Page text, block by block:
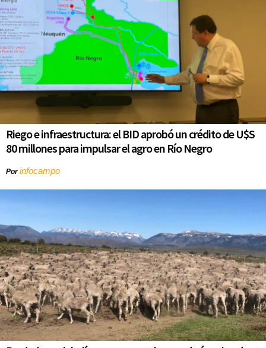
Riego e infraestructura: el BID aprobó un crédito de U$S
80 millones para impulsar el agro en Río Negro
Porinfocampo